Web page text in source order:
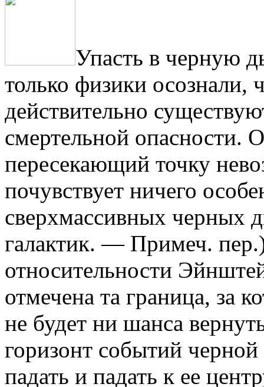
Упасть в черную
только физики осознали,
действительно
смертельной опасности.
пересекающий точку
почувствует ничего
сверхмассивных черных
галактик. — Примеч.
относительности
отмечена та граница, за
не будет ни шанса
горизонт событий
падать и падать к ее